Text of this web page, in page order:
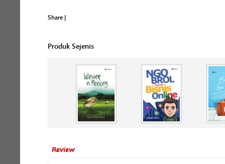
Share |
Produk Sejenis
Review